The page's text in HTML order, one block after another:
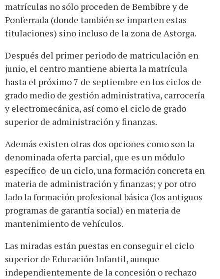
matrículas no sólo proceden de Bembibre y de
Ponferrada (donde también se imparten estas
titulaciones) sino incluso de la zona de Astorga.
Después del primer periodo de matriculación en
junio, el centro mantiene abierta la matrícula
hasta el próximo 7 de septiembre en los ciclos de
grado medio de gestión administrativa, carrocería
y electromecánica, así como el ciclo de grado
superior de administración y finanzas.
Además existen otras dos opciones como son la
denominada oferta parcial, que es un módulo
específico de un ciclo, una formación concreta en
materia de administración y finanzas; y por otro
lado la formación profesional básica (los antiguos
programas de garantía social) en materia de
mantenimiento de vehículos.
Las miradas están puestas en conseguir el ciclo
superior de Educación Infantil, aunque
independientemente de la concesión o rechazo